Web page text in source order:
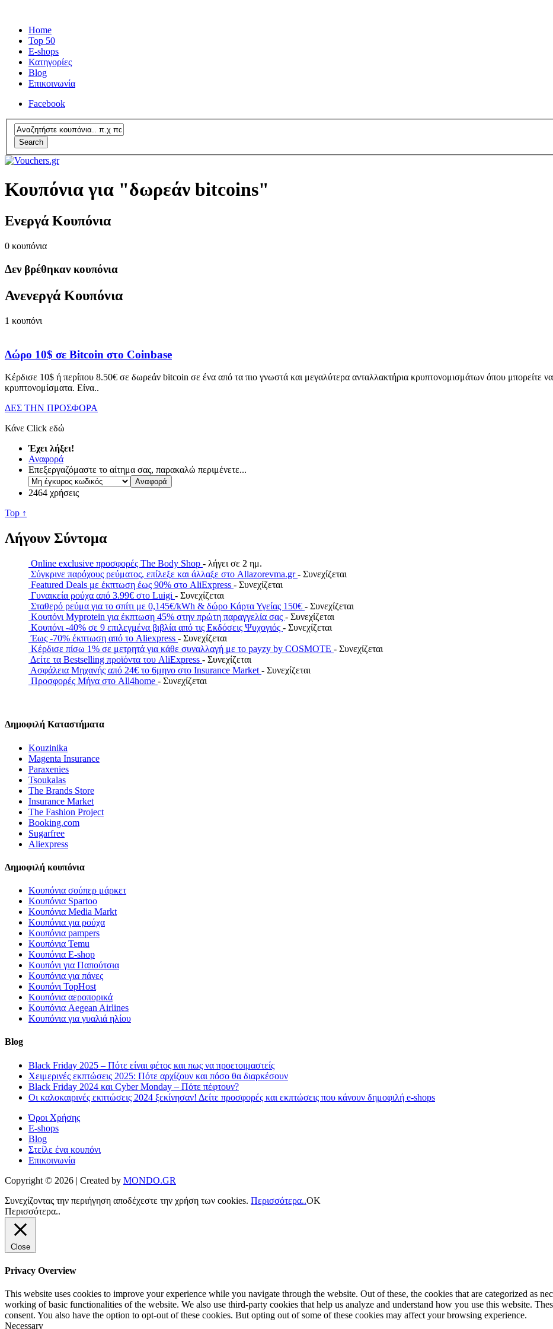
Home
Top 50
E-shops
Κατηγορίες
Blog
Επικοινωνία
Facebook
Search
Κουπόνια για "δωρεάν bitcoins"
Ενεργά Κουπόνια
0 κουπόνια
Δεν βρέθηκαν κουπόνια
Ανενεργά Κουπόνια
1 κουπόνι
Δώρο 10$ σε Bitcoin στο Coinbase
Κέρδισε 10$ ή περίπου 8.50€ σε δωρεάν bitcoin σε ένα από τα πιο γνωστά και μεγαλύτερα ανταλλακτήρια κρυπτονομισμάτων όπου μπορείτε
κρυπτονομίσματα. Είνα..
ΔΕΣ ΤΗΝ ΠΡΟΣΦΟΡΑ
Κάνε Click εδώ
Έχει λήξει!
Αναφορά
Επεξεργαζόμαστε το αίτημα σας, παρακαλώ περιμένετε...
2464 χρήσεις
Top ↑
Λήγουν Σύντομα
Online exclusive προσφορές The Body Shop - λήγει σε 2 ημ.
Σύγκρινε παρόχους ρεύματος, επίλεξε και άλλαξε στο Allazorevma.gr- Συνεχίζεται
Featured Deals με έκπτωση έως 90% στο AliExpress - Συνεχίζεται
Γυναικεία ρούχα από 3.99€ στο Luigi - Συνεχίζεται
Σταθερό ρεύμα για το σπίτι με 0,145€/kWh & δώρο Κάρτα Υγείας 150€ - Συνεχίζεται
Κουπόνι Myprotein για έκπτωση 45% στην πρώτη παραγγελία σας - Συνεχίζεται
Κουπόνι -40% σε 9 επιλεγμένα βιβλία από τις Εκδόσεις Ψυχογιός - Συνεχίζεται
Έως -70% έκπτωση από το Aliexpress - Συνεχίζεται
Κέρδισε πίσω 1% σε μετρητά για κάθε συναλλαγή με το payzy by COSMOTE - Συνεχίζεται
Δείτε τα Bestselling προϊόντα του AliExpress - Συνεχίζεται
Ασφάλεια Μηχανής από 24€ το 6μηνο στο Insurance Market - Συνεχίζεται
Προσφορές Μήνα στο All4home - Συνεχίζεται
Δημοφιλή Καταστήματα
Kouzinika
Magenta Insurance
Paraxenies
Tsoukalas
The Brands Store
Insurance Market
The Fashion Project
Booking.com
Sugarfree
Aliexpress
Δημοφιλή κουπόνια
Κουπόνια σούπερ μάρκετ
Κουπόνια Spartoo
Κουπόνια Media Markt
Κουπόνια για ρούχα
Κουπόνια pampers
Κουπόνια Temu
Κουπόνια E-shop
Κουπόνι για Παπούτσια
Κουπόνια για πάνες
Κουπόνι TopHost
Κουπόνια αεροπορικά
Κουπόνια Aegean Airlines
Κουπόνια για γυαλιά ηλίου
Blog
Black Friday 2025 – Πότε είναι φέτος και πως να προετοιμαστείς
Χειμερινές εκπτώσεις 2025: Πότε αρχίζουν και πόσο θα διαρκέσουν
Black Friday 2024 και Cyber Monday – Πότε πέφτουν?
Οι καλοκαιρινές εκπτώσεις 2024 ξεκίνησαν! Δείτε προσφορές και εκπτώσεις που κάνουν δημοφιλή e-shops
Όροι Χρήσης
E-shops
Blog
Στείλε ένα κουπόνι
Επικοινωνία
Copyright © 2026 | Created by MONDO.GR
Συνεχίζοντας την περιήγηση αποδέχεστε την χρήση των cookies. Περισσότερα..ΟΚ
Περισσότερα..
Close
Privacy Overview
This website uses cookies to improve your experience while you navigate through the website. Out of these, the cookies that are categorized as
working of basic functionalities of the website. We also use third-party cookies that help us analyze and understand how you use this website.
consent. You also have the option to opt-out of these cookies. But opting out of some of these cookies may affect your browsing experience.
Necessary